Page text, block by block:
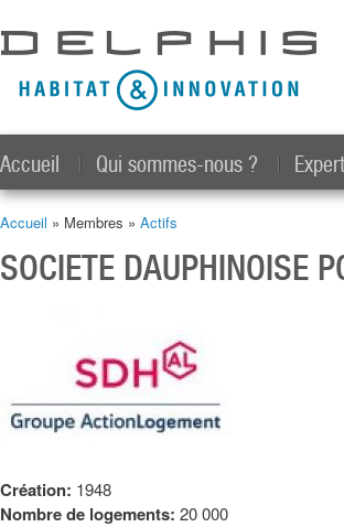
Accueil Qui sommes-nous ?
Accueil » Membres » Actifs
SOCIETE DAUPHINOISE
Création: 1948
Nombre de logements: 20 000